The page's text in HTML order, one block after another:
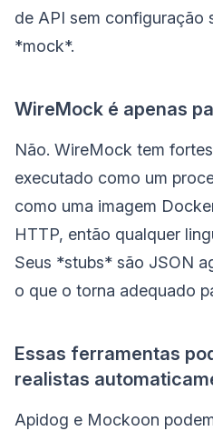
de API sem configuração
*mock*.
WireMock é apenas
Não. WireMock tem
executado como um
como uma imagem
HTTP, então qualquer
Seus *stubs* são JSON
o que o torna adequado
Essas ferramentas
realistas
Apidog e Mockoon